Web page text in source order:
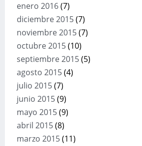
enero 2016(7)
diciembre 2015(7)
noviembre 2015(7)
octubre 2015(10)
septiembre 2015(5)
agosto 2015(4)
julio 2015(7)
junio 2015(9)
mayo 2015(9)
abril 2015(8)
marzo 2015(11)